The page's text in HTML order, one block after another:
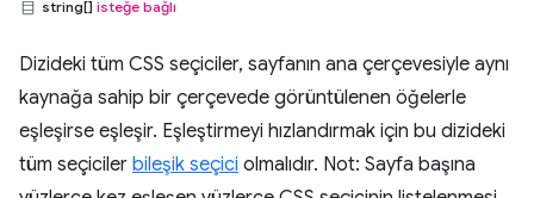
string[] isteğe bağlı
Dizideki tüm CSS seçiciler, sayfanın ana çerçevesiyle aynı
kaynağa sahip bir çerçevede görüntülenen öğelerle
eşleşirse eşleşir. Eşleştirmeyi hızlandırmak için bu dizideki
tüm seçiciler bileşik seçici olmalıdır. Not: Sayfa başına